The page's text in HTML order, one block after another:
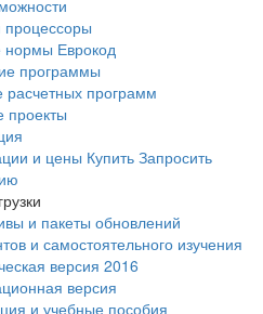
нормы Еврокод
программы
расчетных программ
проекты
и цены Купить Запросить
и пакеты обновлений
и самостоятельного изучения
версия 2016
версия
и учебные пособия